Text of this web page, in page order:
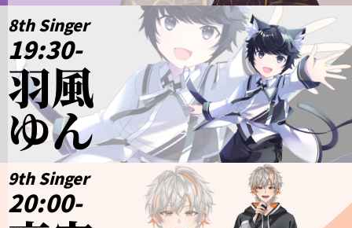
8th Singer
19:30-
羽風
ゆん
9th Singer
20:00-